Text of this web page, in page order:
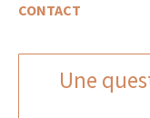
CONTACT
Une